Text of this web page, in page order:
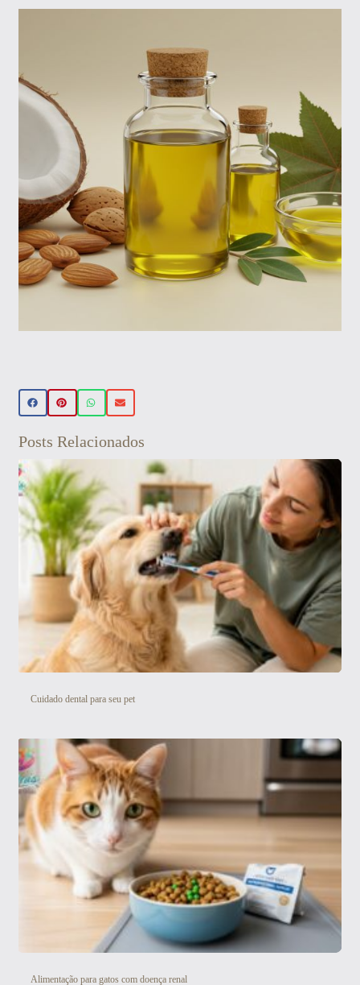
🌿 Realce sua beleza de forma natural!
Conheça nossos produtos de beleza
veganos 💚 Use o cupom PRIMEIRA15 e
ganhe 15% OFF na sua primeira compra!
Aproveite! ✨
Veja aqui
Posts Relacionados
Cuidado dental para seu pet
Alimentação para gatos com doença renal